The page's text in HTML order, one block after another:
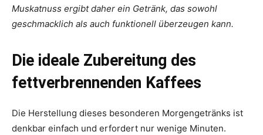
Muskatnuss ergibt daher ein Getränk, das sowohl
geschmacklich als auch funktionell überzeugen kann.
Die ideale Zubereitung des
fettverbrennenden Kaffees
Die Herstellung dieses besonderen Morgengetränks ist
denkbar einfach und erfordert nur wenige Minuten.